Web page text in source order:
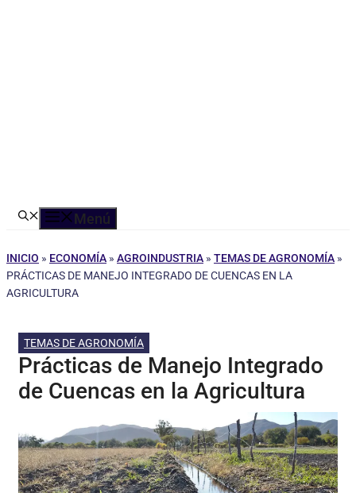
Menú
INICIO » ECONOMÍA » AGROINDUSTRIA » TEMAS DE AGRONOMÍA »
PRÁCTICAS DE MANEJO INTEGRADO DE CUENCAS EN LA
AGRICULTURA
TEMAS DE AGRONOMÍA
Prácticas de Manejo Integrado
de Cuencas en la Agricultura